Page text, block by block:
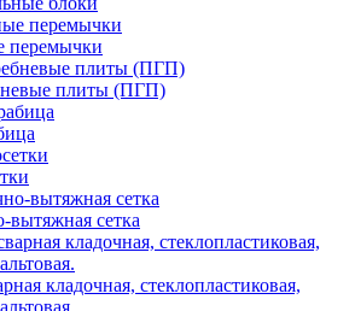
перемычки
плиты (ПГП)
вытяжная сетка
кладочная, стеклопластиковая,